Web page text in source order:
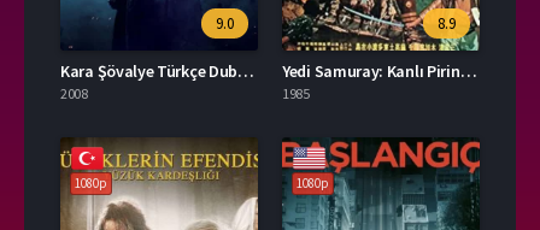
9.0
Kara Şövalye Türkçe Dublaj İzle
2008
8.9
Yedi Samuray: Kanlı Pirinç Türkçe Dublaj İzle
1985
1080p 1080p